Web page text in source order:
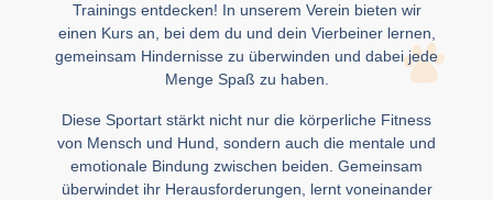
Trainings entdecken! In unserem Verein bieten wir
einen Kurs an, bei dem du und dein Vierbeiner lernen,
gemeinsam Hindernisse zu überwinden und dabei jede
Menge Spaß zu haben.
Diese Sportart stärkt nicht nur die körperliche Fitness
von Mensch und Hund, sondern auch die mentale und
emotionale Bindung zwischen beiden. Gemeinsam
überwindet ihr Herausforderungen, lernt voneinander